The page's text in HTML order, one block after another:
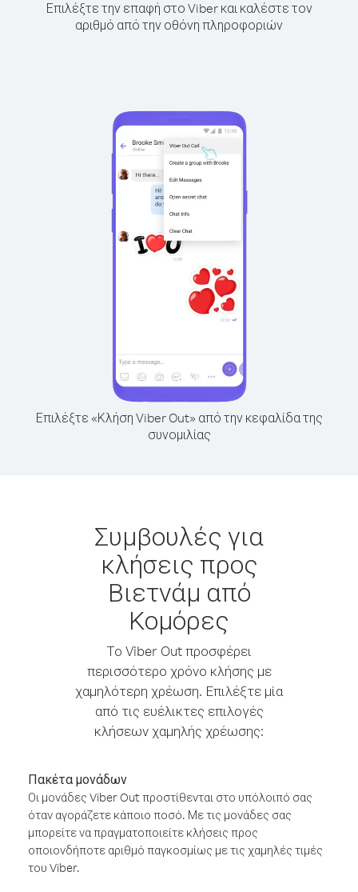
Επιλέξτε την επαφή στο Viber και καλέστε τον
αριθμό από την οθόνη πληροφοριών
Επιλέξτε «Κλήση Viber Out» από την κεφαλίδα της
συνομιλίας
Συμβουλές για
κλήσεις προς
Βιετνάμ από
Κομόρες
Το Viber Out προσφέρει
περισσότερο χρόνο κλήσης με
χαμηλότερη χρέωση. Επιλέξτε μία
από τις ευέλικτες επιλογές
κλήσεων χαμηλής χρέωσης:
Πακέτα μονάδων
Οι μονάδες Viber Out προστίθενται στο υπόλοιπό σας
όταν αγοράζετε κάποιο ποσό. Με τις μονάδες σας
μπορείτε να πραγματοποιείτε κλήσεις προς
οποιονδήποτε αριθμό παγκοσμίως με τις χαμηλές τιμές
του Viber.